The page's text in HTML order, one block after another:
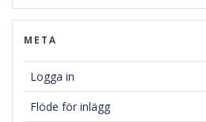
META
Logga in
Flöde för inlägg